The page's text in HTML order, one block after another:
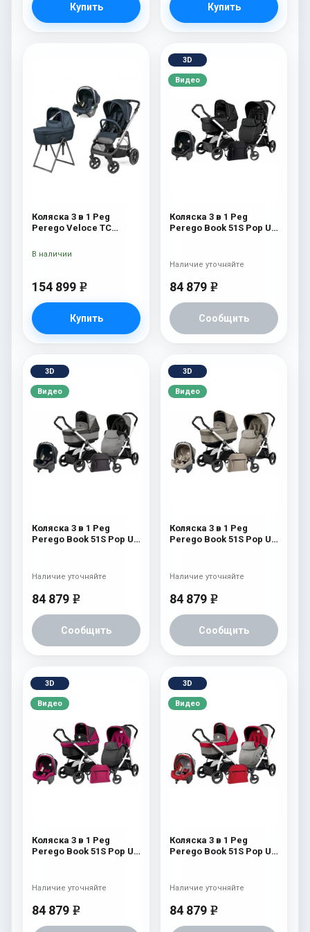
Купить Купить
Коляска 3 в 1 Peg
Perego Veloce TC
New
154 899 e
Купить
В наличии
3D
Видео
Коляска 3 в 1 Peg
Perego Book 51S Pop Up
84 879 e
Сообщить
Наличие уточняйте
3D
Видео
Коляска 3 в 1 Peg
Perego Book 51S Pop Up
84 879 e
Сообщить
Наличие уточняйте
3D
Видео
Коляска 3 в 1 Peg
Perego Book 51S Pop Up
84 879 e
Сообщить
Наличие уточняйте
3D
Видео
Коляска 3 в 1 Peg
Perego Book 51S Pop Up
84 879 e
Наличие уточняйте
3D
Видео
Коляска 3 в 1 Peg
Perego Book 51S Pop Up
84 879 e
Наличие уточняйте